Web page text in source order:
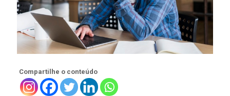
Compartilhe o conteúdo